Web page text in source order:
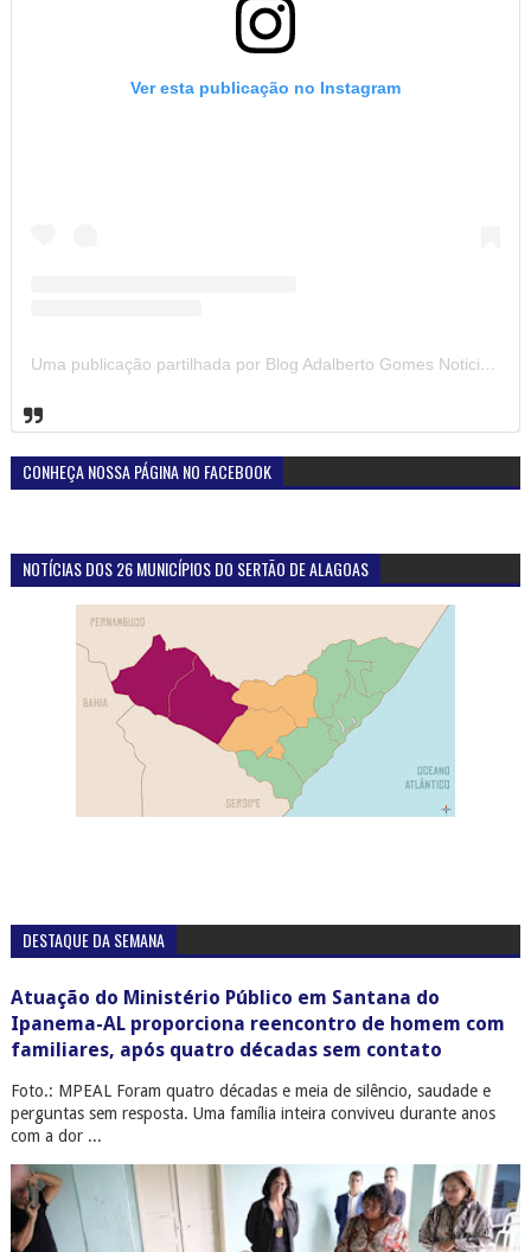
Ver esta publicação no Instagram
Uma publicação partilhada por Blog Adalberto Gomes Noticias (@blogadalbertogomesnoticiass)
CONHEÇA NOSSA PÁGINA NO FACEBOOK
NOTÍCIAS DOS 26 MUNICÍPIOS DO SERTÃO DE ALAGOAS
DESTAQUE DA SEMANA
Atuação do Ministério Público em Santana do
Ipanema-AL proporciona reencontro de homem com
familiares, após quatro décadas sem contato
Foto.: MPEAL Foram quatro décadas e meia de silêncio, saudade e
perguntas sem resposta. Uma família inteira conviveu durante anos
com a dor ...